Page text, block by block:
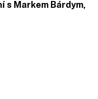
s Markem Bárdym,